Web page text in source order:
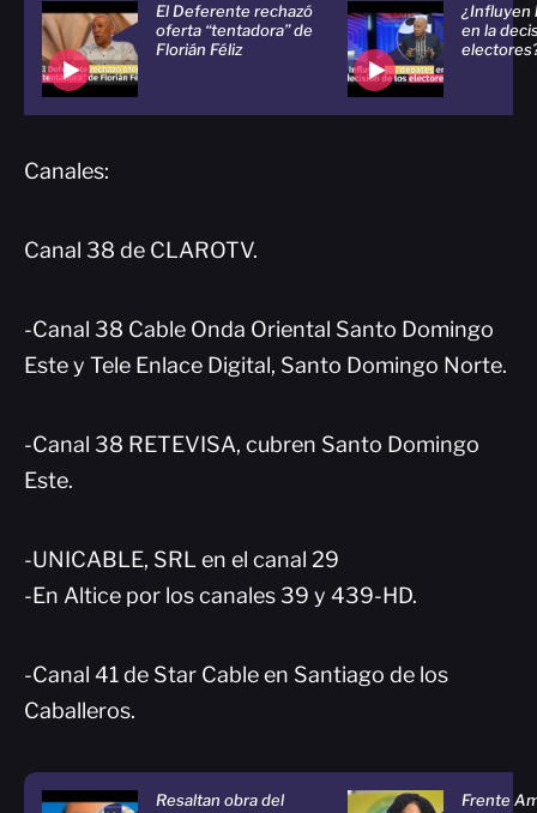
El Deferente rechazó
oferta “tentadora” de
Florián Féliz
¿Influyen
en la
Canales:
Canal 38 de CLAROTV.
-Canal 38 Cable Onda Oriental Santo Domingo
Este y Tele Enlace Digital, Santo Domingo Norte.
-Canal 38 RETEVISA, cubren Santo Domingo
Este.
-UNICABLE, SRL en el canal 29
-En Altice por los canales 39 y 439-HD.
-Canal 41 de Star Cable en Santiago de los
Caballeros.
Resaltan obra del
Frente